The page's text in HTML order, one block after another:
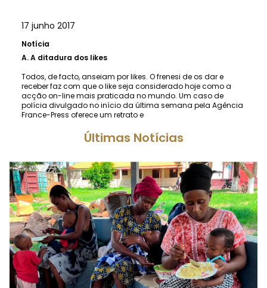
17 junho 2017
Notícia
A.A ditadura dos likes
Todos, de facto, anseiam por likes. O frenesi de os dar e
receber faz com que o like seja considerado hoje como a
acção on-line mais praticada no mundo. Um caso de
polícia divulgado no início da última semana pela Agência
France-Press oferece um retrato e
Últimas Notícias